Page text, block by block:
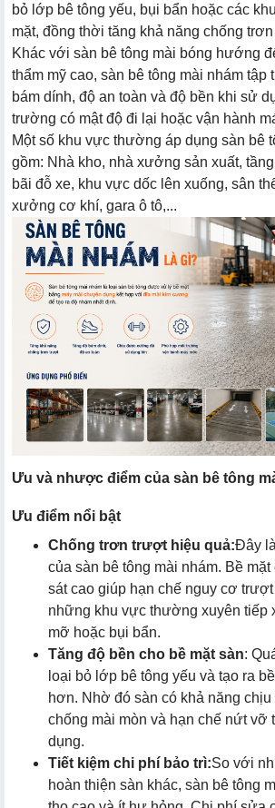
bỏ lớp bê tông yếu, bụi bẩn hoặc các
mặt, đồng thời tăng khả năng chống
Khác với sàn bê tông mài bóng hướng
thẩm mỹ cao, sàn bê tông mài nhám tập
bám dính, độ an toàn và độ bền khi sử
trường có mật độ đi lại hoặc vận hành
Một số khu vực thường áp dụng sàn bê
gồm: Nhà kho, nhà xưởng sản xuất,
bãi đỗ xe, khu vực dốc lên xuống, sân
xưởng cơ khí, gara ô tô,...
Ưu và nhược điểm của sàn bê tông
Ưu điểm nổi bật
Chống trơn trượt hiệu quả:Đây
của sàn bê tông mài nhám. Bề
sát cao giúp hạn chế nguy cơ
những khu vực thường xuyên tiếp
mỡ hoặc bụi bẩn.
Tăng độ bền cho bề mặt sàn:
loại bỏ lớp bê tông yếu và tạo ra
hơn. Nhờ đó sàn có khả năng
chống mài mòn và hạn chế nứt vỡ
dụng.
Tiết kiệm chi phí bảo trì:So với
hoàn thiện sàn khác, sàn bê tông